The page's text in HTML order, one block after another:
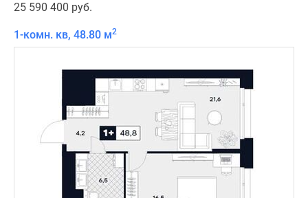
25 590 400 руб.
1-комн. кв, 48.80 м2